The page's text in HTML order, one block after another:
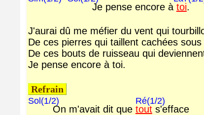
Je pense encore à toi.
J'aurai dû me méfier du vent qui
De ces pierres qui taillent cachées
De ces bouts de ruisseau qui
Je pense encore à toi.
Refrain
Sol(1/2)
On m'avait dit que
Ré(1/2)
touts'efface